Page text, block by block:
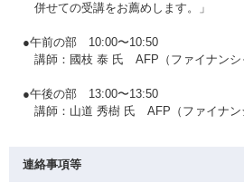
併せての受講をお薦めします。」
●午前の部 10:00〜10:50
講師：國枝 泰 氏 AFP（ファイナンシ
●午後の部 13:00〜13:50
講師：山道 秀樹 氏 AFP（ファイナン
連絡事項等